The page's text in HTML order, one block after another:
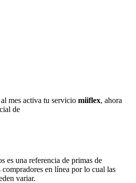
mes activa tu servicio miiflex, ahora
de
es una referencia de primas de
en línea por lo cual las
variar.